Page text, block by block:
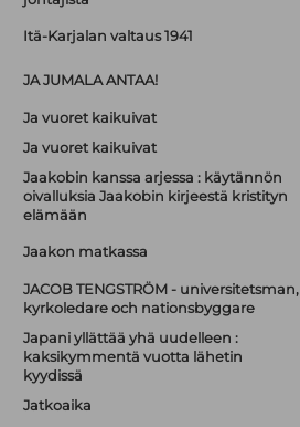
Itä-Karjalan valtaus 1941
JA JUMALA ANTAA!
Ja vuoret kaikuivat
Ja vuoret kaikuivat
Jaakobin kanssa arjessa : käytännön
oivalluksia Jaakobin kirjeestä kristityn
elämään
Jaakon matkassa
JACOB TENGSTRÖM - universitetsman,
kyrkoledare och nationsbyggare
Japani yllättää yhä uudelleen :
kaksikymmentä vuotta lähetin
kyydissä
Jatkoaika